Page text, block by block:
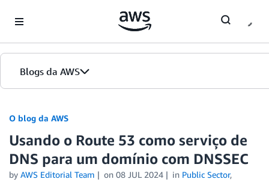
Blogs da AWS
Página inicial
Edições
O blog da AWS
Usando o Route 53 como serviço de
DNS para um domínio com DNSSEC
by AWS Editorial Team on 08 JUL 2024 in Public Sector,